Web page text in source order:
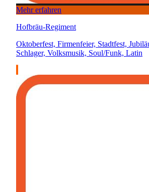
Mehr erfahren
Hofbräu-Regiment
Oktoberfest, Firmenfeier, Stadtfest,
Schlager, Volksmusik, Soul/Funk, Latin